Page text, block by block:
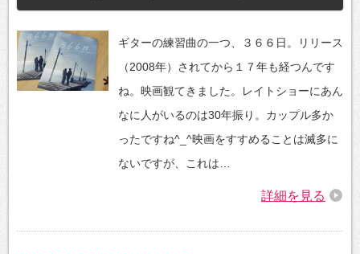
ギターの練習曲の一つ、３６６日。リリース
（2008年）されてから１７年も経つんです
ね。映画観てきました。レイトショーにあん
なに人がいるのは30年振り。カップル多か
ったですね^_^映画をすすめることは滅多に
ないですが、これは…
詳細を見る